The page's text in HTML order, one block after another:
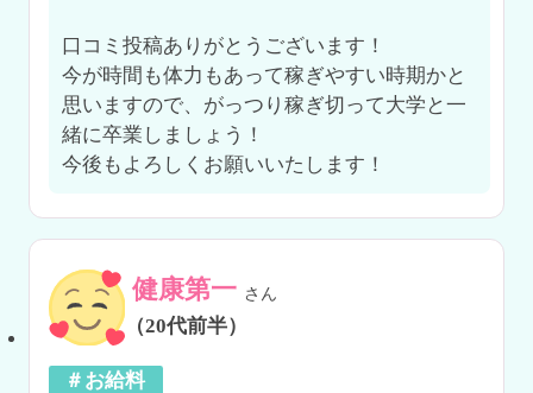
口コミ投稿ありがとうございます！
今が時間も体力もあって稼ぎやすい時期かと
思いますので、がっつり稼ぎ切って大学と一
緒に卒業しましょう！
今後もよろしくお願いいたします！
健康第一 さん
（20代前半）
＃お給料